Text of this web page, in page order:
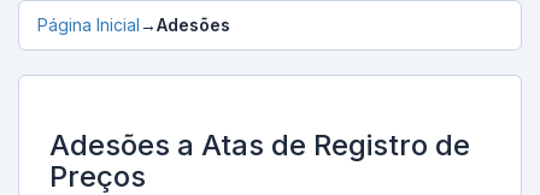
Página Inicial→Adesões
Adesões a Atas de Registro de
Preços